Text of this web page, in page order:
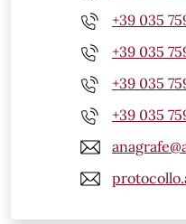
+39 035
+39 035
+39 035
+39 035